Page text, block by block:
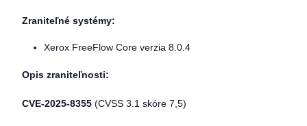
Zraniteľné systémy:
Xerox FreeFlow Core verzia 8.0.4
Opis zraniteľnosti:
CVE-2025-8355 (CVSS 3.1 skóre 7,5)